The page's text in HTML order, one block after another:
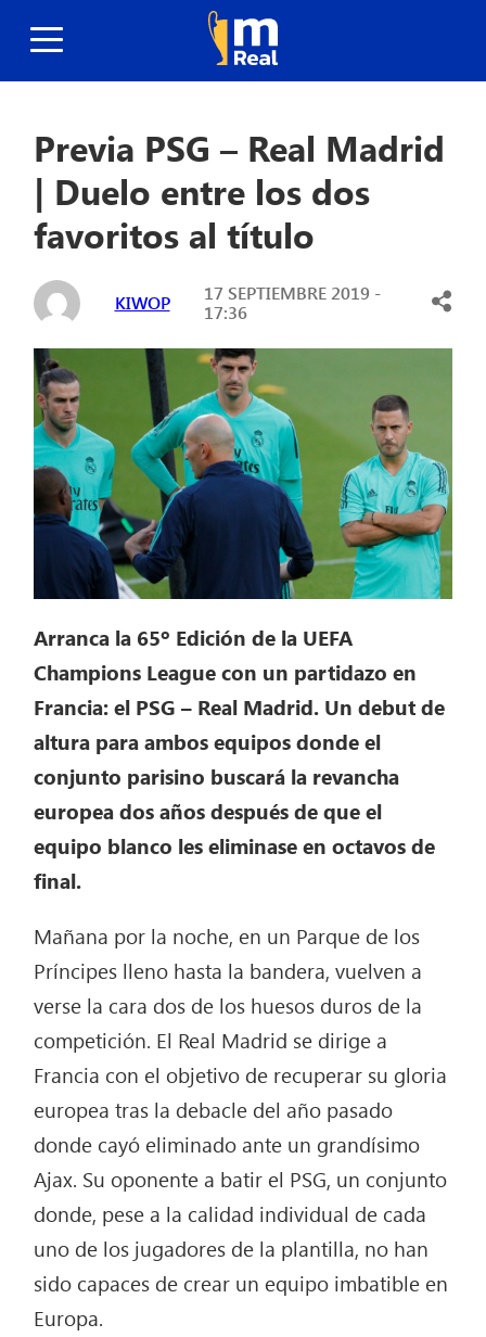
Previa PSG – Real Madrid
| Duelo entre los dos
favoritos al título
KIWOP
17 SEPTIEMBRE 2019 -
17:36
Arranca la 65º Edición de la UEFA
Champions League con un partidazo en
Francia: el PSG – Real Madrid. Un debut de
altura para ambos equipos donde el
conjunto parisino buscará la revancha
europea dos años después de que el
equipo blanco les eliminase en octavos de
final.
Mañana por la noche, en un Parque de los
Príncipes lleno hasta la bandera, vuelven a
verse la cara dos de los huesos duros de la
competición. El Real Madrid se dirige a
Francia con el objetivo de recuperar su gloria
europea tras la debacle del año pasado
donde cayó eliminado ante un grandísimo
Ajax. Su oponente a batir el PSG, un conjunto
donde, pese a la calidad individual de cada
uno de los jugadores de la plantilla, no han
sido capaces de crear un equipo imbatible en
Europa.